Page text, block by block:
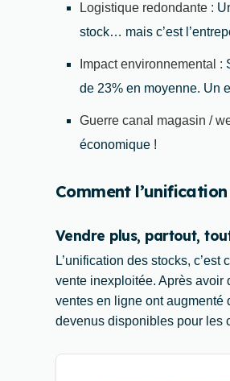
Logistique redondante :
stock… mais c’est
Impact environnemental :
de 23% en moyenne. Un
Guerre canal magasin /
économique !
Comment
Vendre plus, partout,
L’unification des stocks,
vente inexploitée. Après avoir
ventes en ligne ont augmenté
devenus disponibles pour les